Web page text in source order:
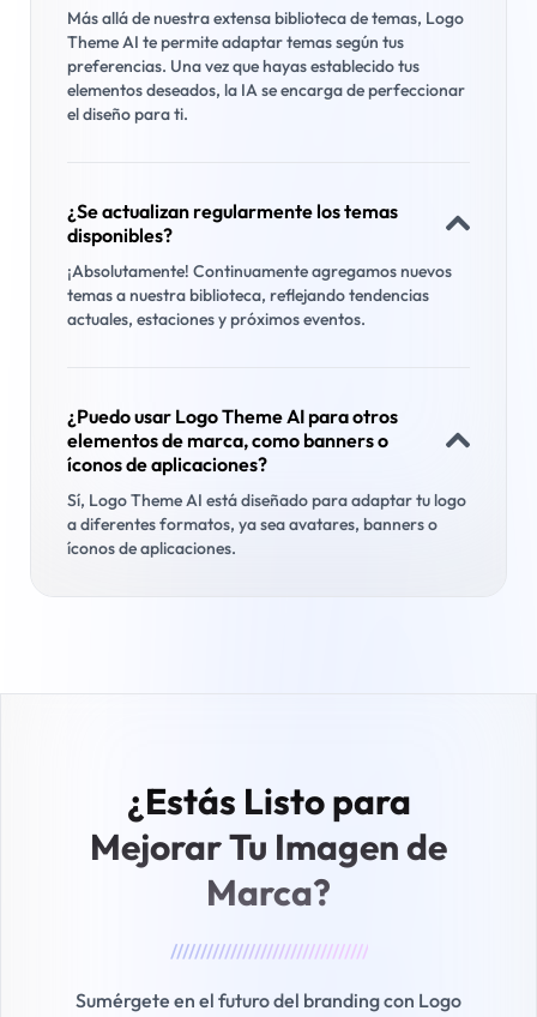
Más allá de nuestra extensa biblioteca de temas, Logo
Theme AI te permite adaptar temas según tus
preferencias. Una vez que hayas establecido tus
elementos deseados, la IA se encarga de perfeccionar
el diseño para ti.
¿Se actualizan regularmente los temas
disponibles?
¡Absolutamente! Continuamente agregamos nuevos
temas a nuestra biblioteca, reflejando tendencias
actuales, estaciones y próximos eventos.
¿Puedo usar Logo Theme AI para otros
elementos de marca, como banners o
íconos de aplicaciones?
Sí, Logo Theme AI está diseñado para adaptar tu logo
a diferentes formatos, ya sea avatares, banners o
íconos de aplicaciones.
¿Estás Listo para
MejorarTu Imagen de
Marca?
/////////////////////////////////
Sumérgete en el futuro del branding con Logo